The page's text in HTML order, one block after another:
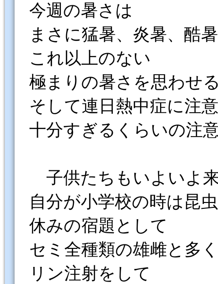
今週の暑さは
まさに猛暑、炎暑、酷
これ以上のない
極まりの暑さを思わせ
そして連日熱中症に注
十分すぎるくらいの注
子供たちもいよいよ
自分が小学校の時は昆
休みの宿題として
セミ全種類の雄雌と多
リン注射をして